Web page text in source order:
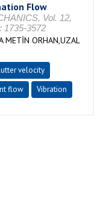
Flow
Vol. 12,
1735-3572
METİN ORHAN,UZAL
velocity
flow Vibration